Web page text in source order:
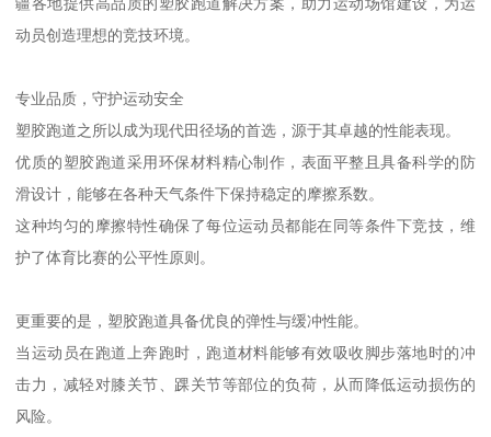
动员创造理想的竞技环境。
专业品质，守护运动安全
塑胶跑道之所以成为现代田径场的首选，源于其卓越的性能表现。
优质的塑胶跑道采用环保材料精心制作，表面平整且具备科学的防
滑设计，能够在各种天气条件下保持稳定的摩擦系数。
这种均匀的摩擦特性确保了每位运动员都能在同等条件下竞技，维
护了体育比赛的公平性原则。
更重要的是，塑胶跑道具备优良的弹性与缓冲性能。
当运动员在跑道上奔跑时，跑道材料能够有效吸收脚步落地时的冲
击力，减轻对膝关节、踝关节等部位的负荷，从而降低运动损伤的
风险。